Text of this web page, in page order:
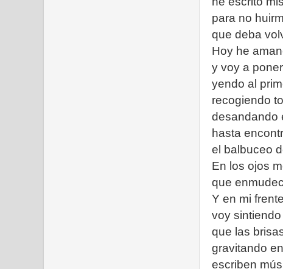
para no
que deba
Hoy he
y voy a
yendo al
recogiendo
desandando
hasta
el balbuceo
En los ojos
que
Y en mi frente
voy
que las
gravitando
escriben